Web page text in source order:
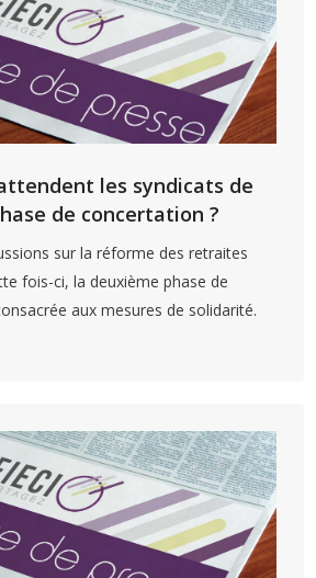
les syndicats de
de concertation ?
sur la réforme des retraites
fois-ci, la deuxième phase de
aux mesures de solidarité.